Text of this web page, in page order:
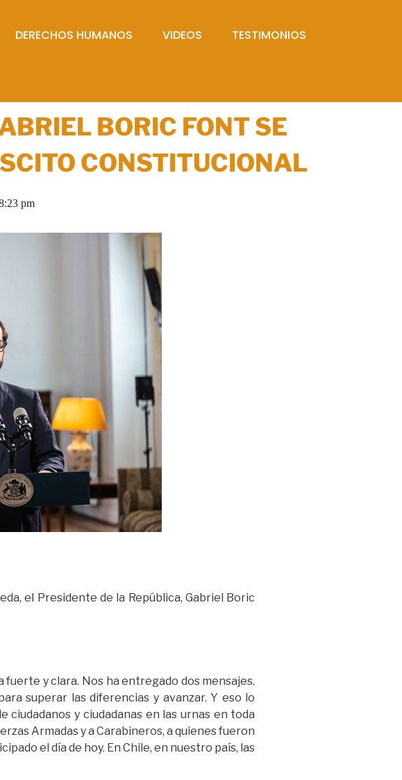
DERECHOS HUMANOS VIDEOS
TESTIMONIOS
BORIC FONT SE
CONSTITUCIONAL
pm
el Presidente de la República, Gabriel Boric
y clara. Nos ha entregado dos mensajes.
superar las diferencias y avanzar. Y eso lo
y ciudadanas en las urnas en toda
Armadas y a Carabineros, a quienes fueron
el día de hoy. En Chile, en nuestro país, las